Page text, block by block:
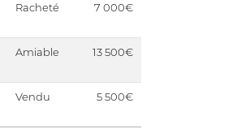
Racheté 7 000€
Amiable 13 500€
Vendu 5 500€